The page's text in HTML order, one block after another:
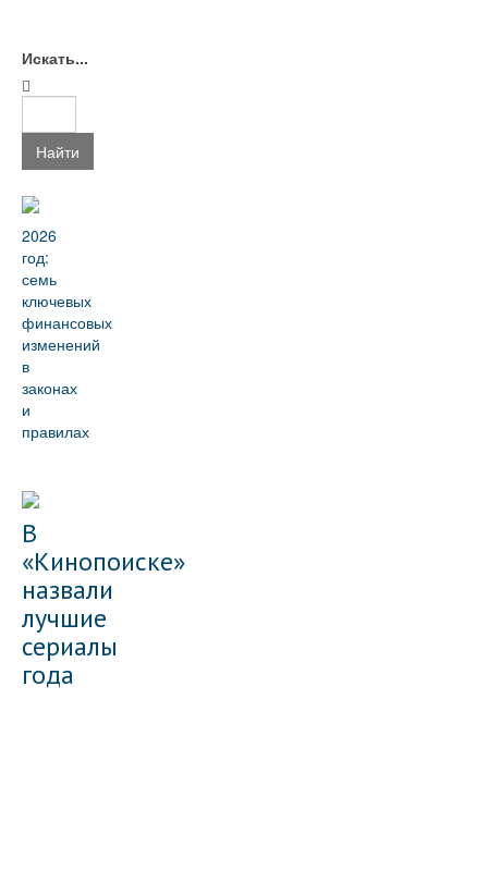
Искать...
Найти
2026
год:
семь
ключевых
финансовых
изменений
в
законах
и
правилах
В
«Кинопоиске»
назвали
лучшие
сериалы
года